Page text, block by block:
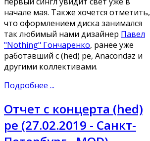
начале мая. Также хочется отметить,
что оформлением диска занимался
так любимый нами дизайнер Павел
"Nothing" Гончаренко, ранее уже
работавший с (hed) pe, Anacondaz и
другими коллективами.
Подробнее ...
Отчет с концерта (hed)
pe (27.02.2019 - Санкт-